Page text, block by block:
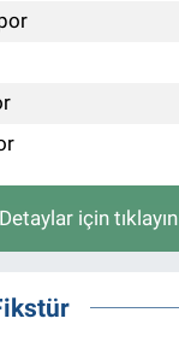
Detaylar için tıklayın